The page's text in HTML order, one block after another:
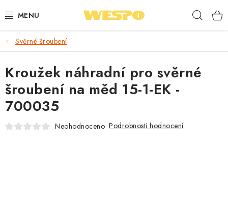
na
ARMATURY PRO TOPENÍ A VODU
TOPENÍ A OHŘEV VODY
TVAROVKY A TRUBKY
VODOINSTALACE
Svěrné šroubení
Kroužek náhradní pro svěrné
šroubení na měd 15-1-EK -
700035
Neohodnoceno Podrobnosti hodnocení